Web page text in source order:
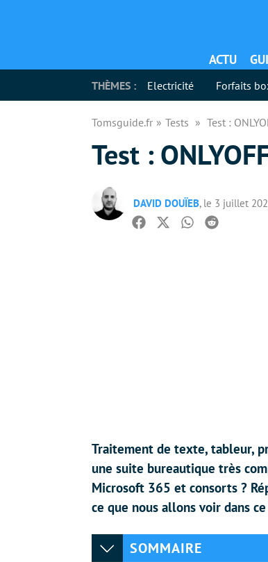
ACTU
THÈMES : Electricité Forfaits
Tomsguide.fr Tests Test :
Test :
DAVID DOUÏEB, le 3 juillet
Facebook
TwitterWhatsapp
Reddit
Traitement de texte, tableur,
une suite bureautique très
Microsoft 365 et consorts ?
ce que nous allons voir dans
SOMMAIRE